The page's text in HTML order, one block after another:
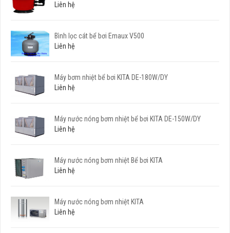
Liên hệ
Bình lọc cát bể bơi Emaux V500
Liên hệ
Máy bơm nhiệt bể bơi KITA DE-180W/DY
Liên hệ
Máy nước nóng bơm nhiệt bể bơi KITA DE-150W/DY
Liên hệ
Máy nước nóng bơm nhiệt Bể bơi KITA
Liên hệ
Máy nước nóng bơm nhiệt KITA
Liên hệ